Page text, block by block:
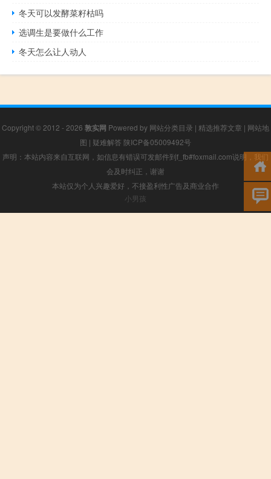
冬天可以发酵菜籽枯吗
选调生是要做什么工作
冬天怎么让人动人
Copyright © 2012 - 2026 敦实网 Powered by 网站分类目录 | 精选推荐文章 | 网站地
图 | 疑难解答 陕ICP备05009492号
声明：本站内容来自互联网，如信息有错误可发邮件到f_fb#foxmail.com说明，我们
会及时纠正，谢谢
本站仅为个人兴趣爱好，不接盈利性广告及商业合作
小男孩